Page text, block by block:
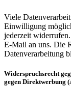
Viele
Einwilligung
jederzeit
E‑Mail an uns. Die
Datenverarbeitung
Widerspruchsrecht
gegen Direktwerbung